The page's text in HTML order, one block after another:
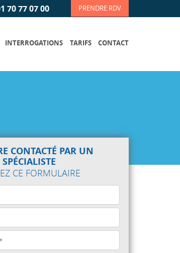
70 77 07 00 PRENDRE RDV
INTERROGATIONS TARIFS CONTACT
CONTACTÉ PAR UN
CE FORMULAIRE